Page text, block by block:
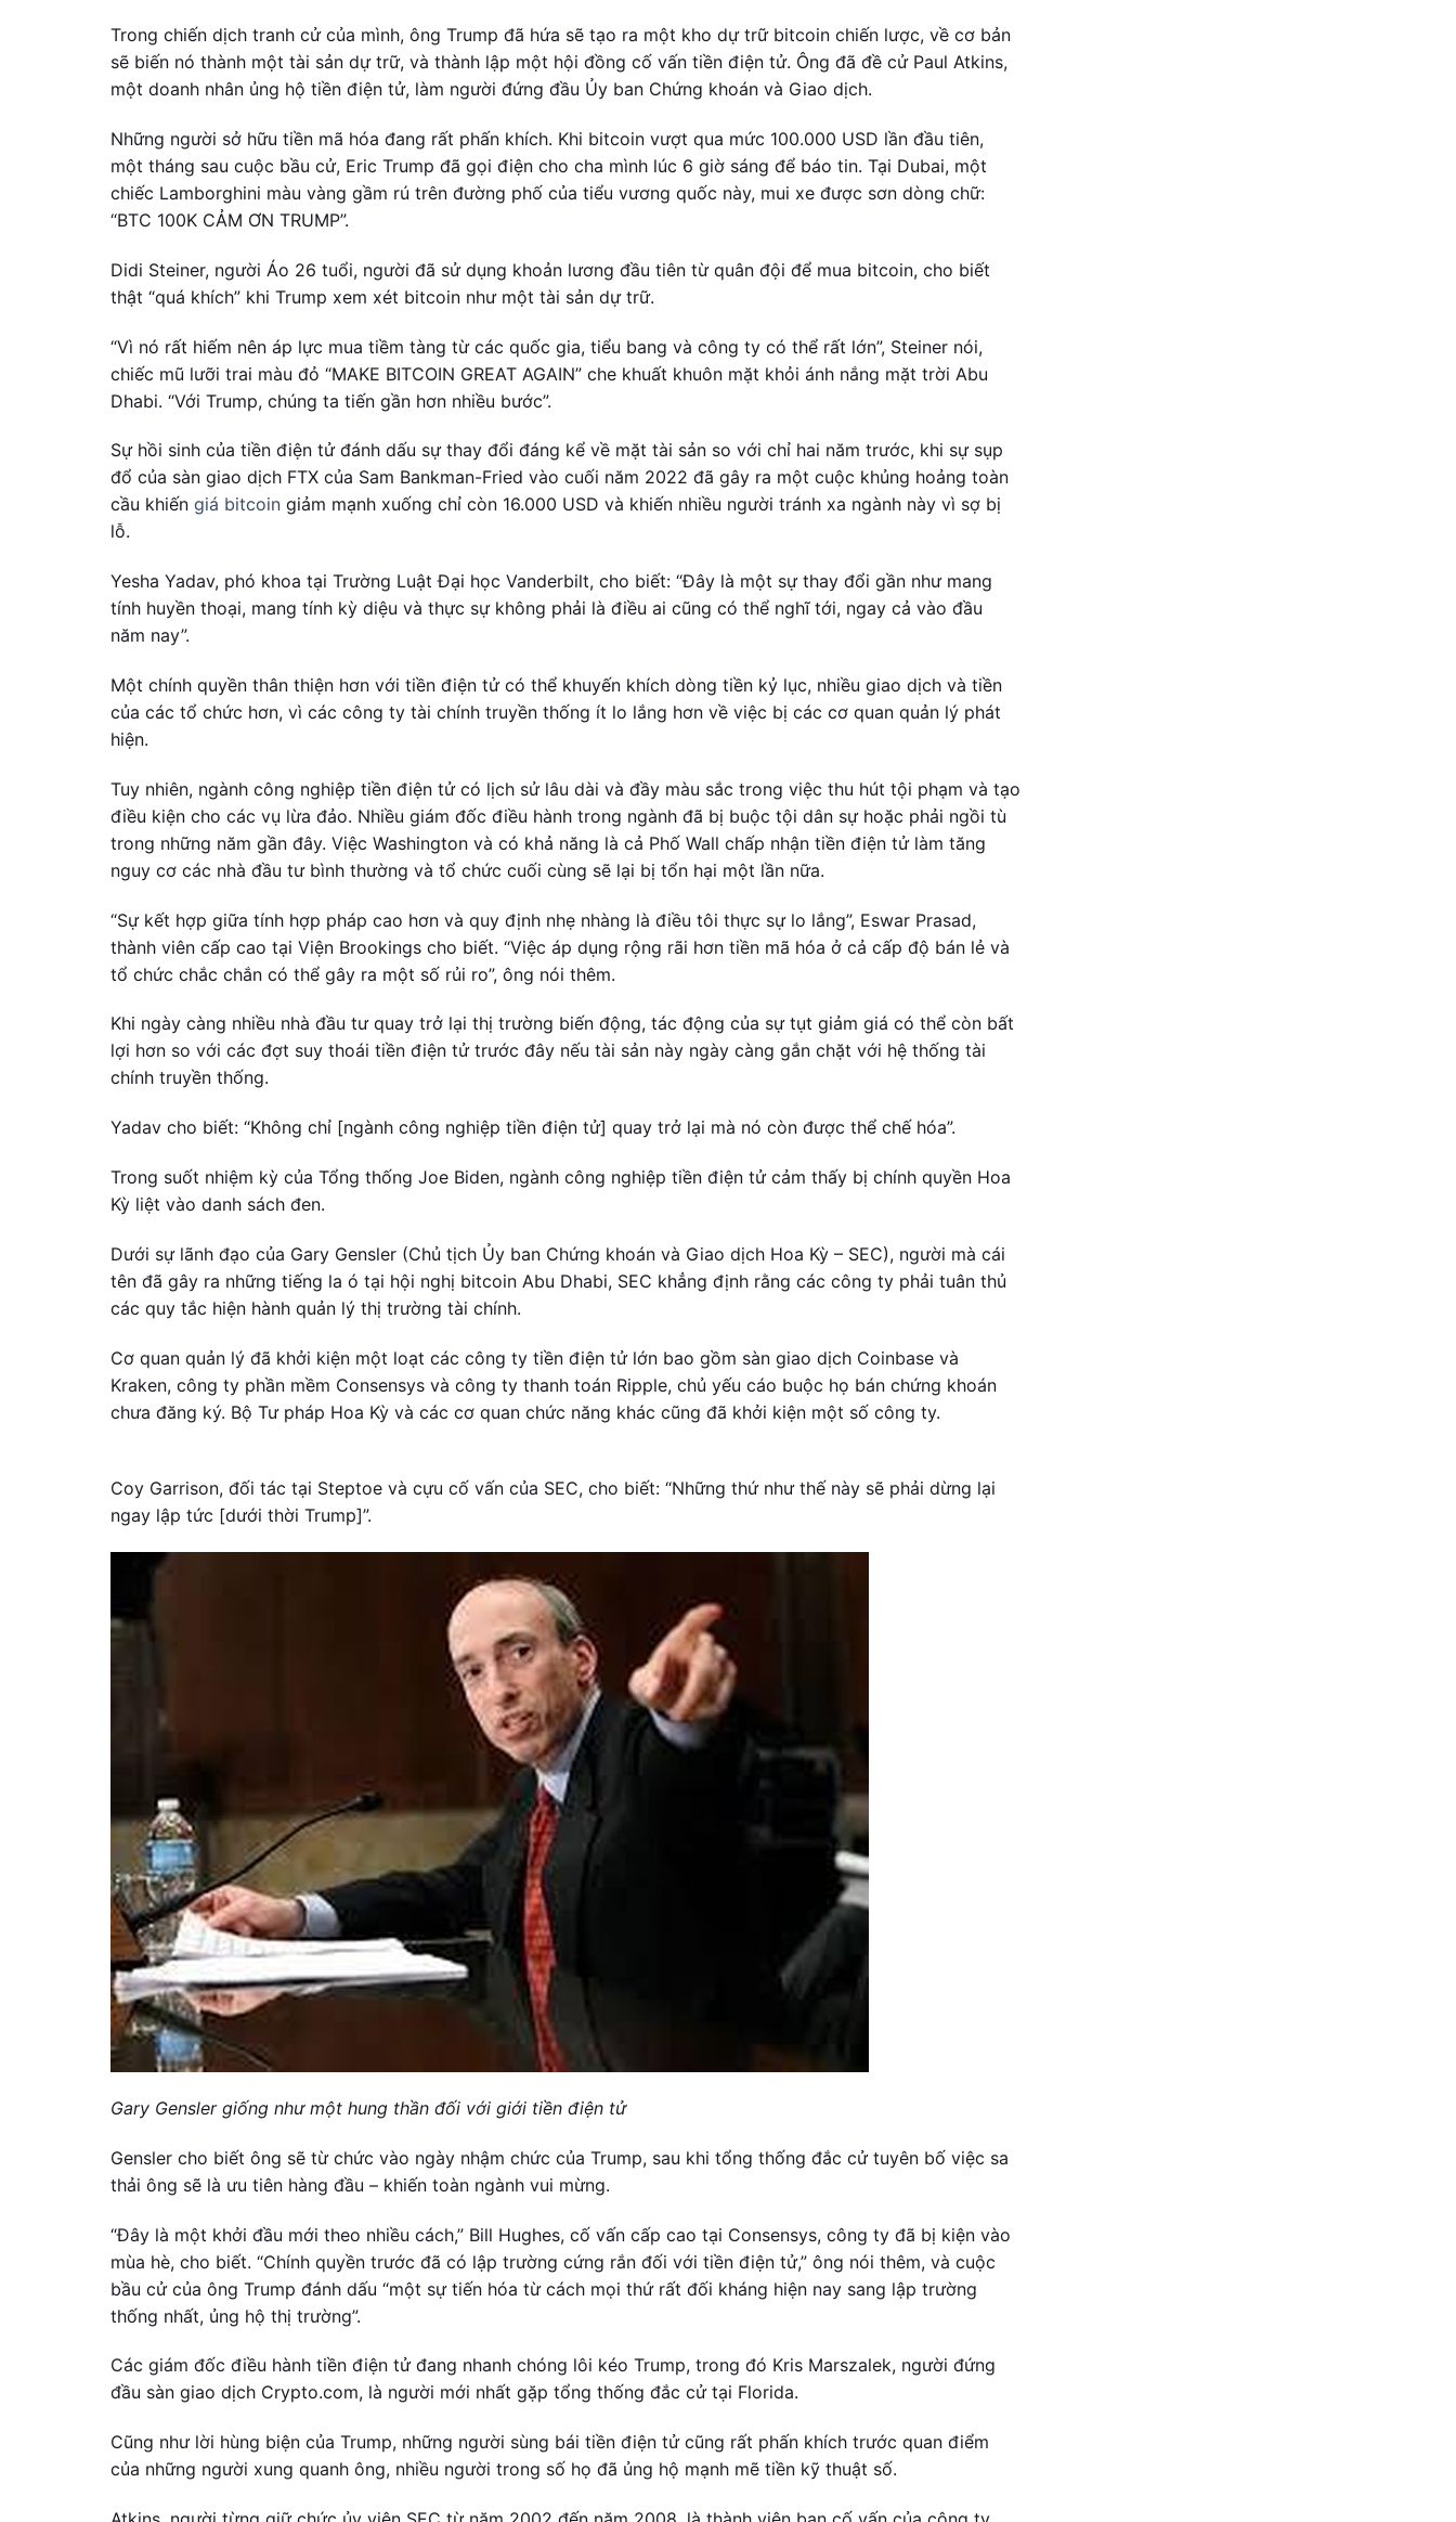
Trong chiến dịch tranh cử của mình, ông Trump đã hứa sẽ tạo ra một kho dự trữ bitcoin chiến lược, về cơ bản
sẽ biến nó thành một tài sản dự trữ, và thành lập một hội đồng cố vấn tiền điện tử. Ông đã đề cử Paul Atkins,
một doanh nhân ủng hộ tiền điện tử, làm người đứng đầu Ủy ban Chứng khoán và Giao dịch.
Những người sở hữu tiền mã hóa đang rất phấn khích. Khi bitcoin vượt qua mức 100.000 USD lần đầu tiên,
một tháng sau cuộc bầu cử, Eric Trump đã gọi điện cho cha mình lúc 6 giờ sáng để báo tin. Tại Dubai, một
chiếc Lamborghini màu vàng gầm rú trên đường phố của tiểu vương quốc này, mui xe được sơn dòng chữ:
“BTC 100K CẢM ƠN TRUMP”.
Didi Steiner, người Áo 26 tuổi, người đã sử dụng khoản lương đầu tiên từ quân đội để mua bitcoin, cho biết
thật “quá khích” khi Trump xem xét bitcoin như một tài sản dự trữ.
“Vì nó rất hiếm nên áp lực mua tiềm tàng từ các quốc gia, tiểu bang và công ty có thể rất lớn”, Steiner nói,
chiếc mũ lưỡi trai màu đỏ “MAKE BITCOIN GREAT AGAIN” che khuất khuôn mặt khỏi ánh nắng mặt trời Abu
Dhabi. “Với Trump, chúng ta tiến gần hơn nhiều bước”.
Sự hồi sinh của tiền điện tử đánh dấu sự thay đổi đáng kể về mặt tài sản so với chỉ hai năm trước, khi sự sụp
đổ của sàn giao dịch FTX của Sam Bankman-Fried vào cuối năm 2022 đã gây ra một cuộc khủng hoảng toàn
cầu khiến giá bitcoin giảm mạnh xuống chỉ còn 16.000 USD và khiến nhiều người tránh xa ngành này vì sợ bị
lỗ.
Yesha Yadav, phó khoa tại Trường Luật Đại học Vanderbilt, cho biết: “Đây là một sự thay đổi gần như mang
tính huyền thoại, mang tính kỳ diệu và thực sự không phải là điều ai cũng có thể nghĩ tới, ngay cả vào đầu
năm nay”.
Một chính quyền thân thiện hơn với tiền điện tử có thể khuyến khích dòng tiền kỷ lục, nhiều giao dịch và tiền
của các tổ chức hơn, vì các công ty tài chính truyền thống ít lo lắng hơn về việc bị các cơ quan quản lý phát
hiện.
Tuy nhiên, ngành công nghiệp tiền điện tử có lịch sử lâu dài và đầy màu sắc trong việc thu hút tội phạm và tạo
điều kiện cho các vụ lừa đảo. Nhiều giám đốc điều hành trong ngành đã bị buộc tội dân sự hoặc phải ngồi tù
trong những năm gần đây. Việc Washington và có khả năng là cả Phố Wall chấp nhận tiền điện tử làm tăng
nguy cơ các nhà đầu tư bình thường và tổ chức cuối cùng sẽ lại bị tổn hại một lần nữa.
“Sự kết hợp giữa tính hợp pháp cao hơn và quy định nhẹ nhàng là điều tôi thực sự lo lắng”, Eswar Prasad,
thành viên cấp cao tại Viện Brookings cho biết. “Việc áp dụng rộng rãi hơn tiền mã hóa ở cả cấp độ bán lẻ và
tổ chức chắc chắn có thể gây ra một số rủi ro”, ông nói thêm.
Khi ngày càng nhiều nhà đầu tư quay trở lại thị trường biến động, tác động của sự tụt giảm giá có thể còn bất
lợi hơn so với các đợt suy thoái tiền điện tử trước đây nếu tài sản này ngày càng gắn chặt với hệ thống tài
chính truyền thống.
Yadav cho biết: “Không chỉ [ngành công nghiệp tiền điện tử] quay trở lại mà nó còn được thể chế hóa”.
Trong suốt nhiệm kỳ của Tổng thống Joe Biden, ngành công nghiệp tiền điện tử cảm thấy bị chính quyền Hoa
Kỳ liệt vào danh sách đen.
Dưới sự lãnh đạo của Gary Gensler (Chủ tịch Ủy ban Chứng khoán và Giao dịch Hoa Kỳ – SEC), người mà cái
tên đã gây ra những tiếng la ó tại hội nghị bitcoin Abu Dhabi, SEC khẳng định rằng các công ty phải tuân thủ
các quy tắc hiện hành quản lý thị trường tài chính.
Cơ quan quản lý đã khởi kiện một loạt các công ty tiền điện tử lớn bao gồm sàn giao dịch Coinbase và
Kraken, công ty phần mềm Consensys và công ty thanh toán Ripple, chủ yếu cáo buộc họ bán chứng khoán
chưa đăng ký. Bộ Tư pháp Hoa Kỳ và các cơ quan chức năng khác cũng đã khởi kiện một số công ty.
Coy Garrison, đối tác tại Steptoe và cựu cố vấn của SEC, cho biết: “Những thứ như thế này sẽ phải dừng lại
ngay lập tức [dưới thời Trump]”.
Gary Gensler giống như một hung thần đối với giới tiền điện tử
Gensler cho biết ông sẽ từ chức vào ngày nhậm chức của Trump, sau khi tổng thống đắc cử tuyên bố việc sa
thải ông sẽ là ưu tiên hàng đầu – khiến toàn ngành vui mừng.
“Đây là một khởi đầu mới theo nhiều cách,” Bill Hughes, cố vấn cấp cao tại Consensys, công ty đã bị kiện vào
mùa hè, cho biết. “Chính quyền trước đã có lập trường cứng rắn đối với tiền điện tử,” ông nói thêm, và cuộc
bầu cử của ông Trump đánh dấu “một sự tiến hóa từ cách mọi thứ rất đối kháng hiện nay sang lập trường
thống nhất, ủng hộ thị trường”.
Các giám đốc điều hành tiền điện tử đang nhanh chóng lôi kéo Trump, trong đó Kris Marszalek, người đứng
đầu sàn giao dịch Crypto.com, là người mới nhất gặp tổng thống đắc cử tại Florida.
Cũng như lời hùng biện của Trump, những người sùng bái tiền điện tử cũng rất phấn khích trước quan điểm
của những người xung quanh ông, nhiều người trong số họ đã ủng hộ mạnh mẽ tiền kỹ thuật số.